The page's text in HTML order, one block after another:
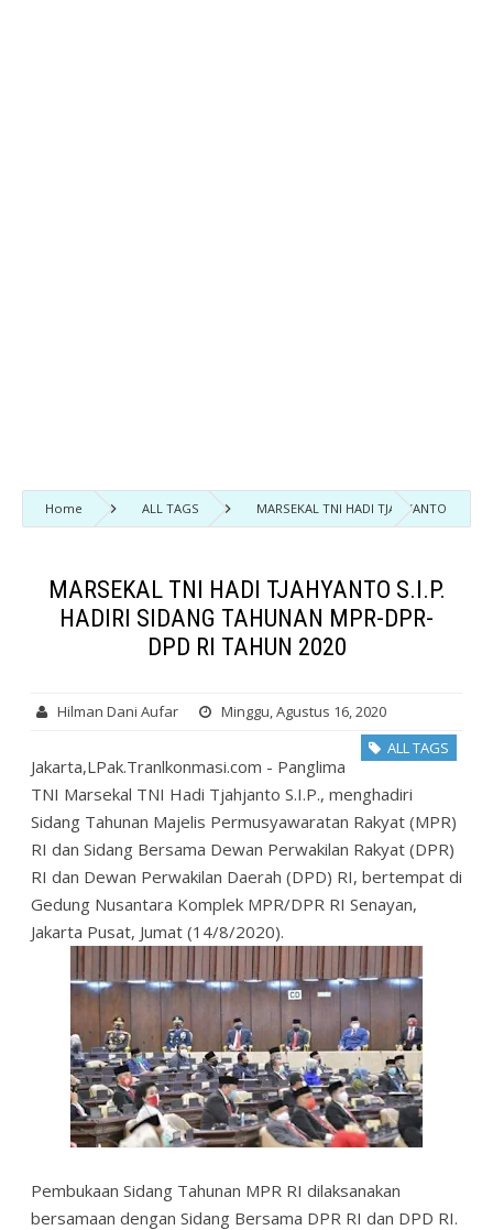
Home ALL TAGS
MARSEKAL TNI HADI TJAHYANTO
S.I.P. HADIRI SIDANG TAHUNAN MPR-DPR-DPD RI TAHUN 2020
MARSEKAL TNI HADI TJAHYANTO S.I.P.
HADIRI SIDANG TAHUNAN MPR-DPR-
DPD RI TAHUN 2020
Hilman Dani Aufar
Minggu, Agustus 16, 2020
ALL TAGS
Jakarta,LPak.Tranlkonmasi.com - Panglima
TNI Marsekal TNI Hadi Tjahjanto S.I.P., menghadiri
Sidang Tahunan Majelis Permusyawaratan Rakyat (MPR)
RI dan Sidang Bersama Dewan Perwakilan Rakyat (DPR)
RI dan Dewan Perwakilan Daerah (DPD) RI, bertempat di
Gedung Nusantara Komplek MPR/DPR RI Senayan,
Jakarta Pusat, Jumat (14/8/2020).
Pembukaan Sidang Tahunan MPR RI dilaksanakan
bersamaan dengan Sidang Bersama DPR RI dan DPD RI.